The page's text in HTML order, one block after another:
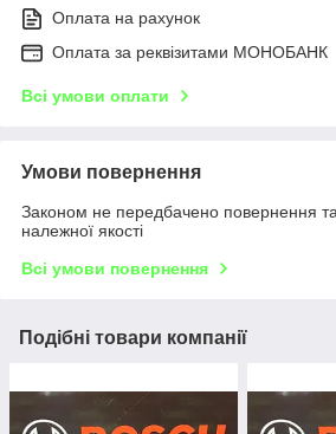
Оплата на рахунок
Оплата за реквізитами МОНОБАНК
Всі умови оплати
Умови повернення
Законом не передбачено повернення
належної якості
Всі умови повернення
Подібні товари компанії